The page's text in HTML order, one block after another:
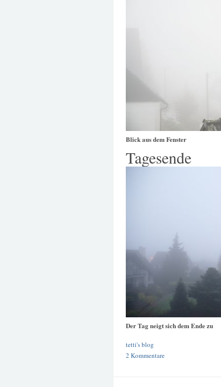
Blick aus dem Fenster
Tagesende
Der Tag neigt sich dem Ende zu
tetti's blog
2 Kommentare